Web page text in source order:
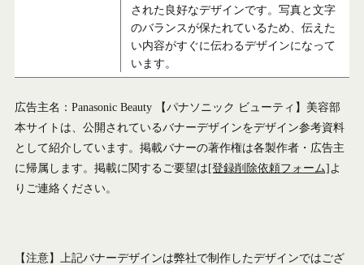
された良好なデザインです。写真と文字
のバランスが保たれているため、伝えた
い内容がすぐに伝わるデザインになって
います。
広告主名：Panasonic Beauty 【パナソニック ビューティ】美容部
本サイトは、公開されているバナーデザインをデザイン参考資料
として紹介しています。掲載バナーの著作権は各製作者・広告主
に帰属します。掲載に関するご要望は[登録削除依頼フォーム]よ
りご連絡ください。
【注意】上記バナーデザインは弊社で制作したデザインではござ